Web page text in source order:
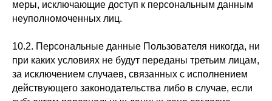
меры, исключающие доступ к персональным данным
неуполномоченных лиц.
10.2. Персональные данные Пользователя никогда, ни
при каких условиях не будут переданы третьим лицам,
за исключением случаев, связанных с исполнением
действующего законодательства либо в случае, если